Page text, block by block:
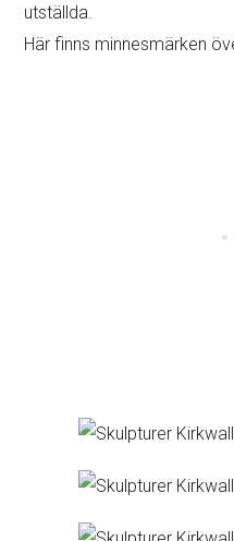
utställda.
Här finns minnesmärken